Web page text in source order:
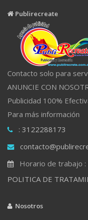
Publirecreate
Contacto solo para
ANUNCIE CON
Publicidad 100%
Para más información
: 3122288173
Horario de trabajo
POLITICA DE
Nosotros